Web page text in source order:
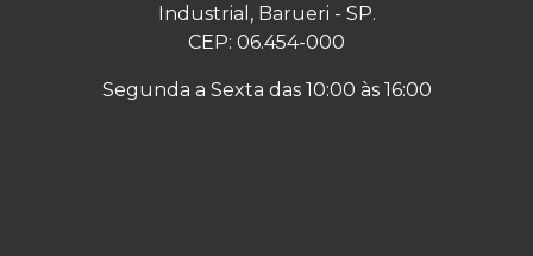
Industrial, Barueri - SP.
CEP: 06.454-000
Segunda a Sexta das 10:00 às 16:00